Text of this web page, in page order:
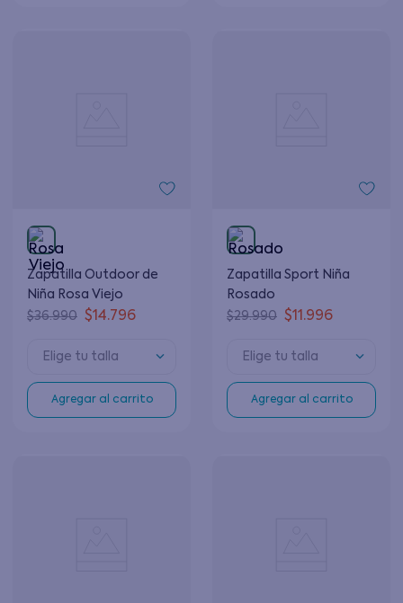
Zapatilla Outdoor de
Niña Rosa Viejo
$36.990 $14.796
Elige tu talla
Agregar al carrito
Zapatilla Sport Niña
Rosado
$29.990 $11 .996
Elige tu talla
Agregar al carrito